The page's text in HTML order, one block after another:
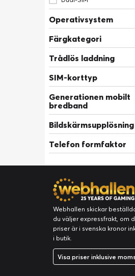
Operativsystem
Färgkategori
Trådlös laddning
SIM-korttyp
Generationen mobilt
bredband
Bildskärmsupplösning
Telefon formfaktor
Webhallen skickar
du väljer expressfrakt, om
priser är i svenska kronor
i butik.
Visa priser inklusive